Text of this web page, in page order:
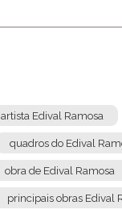
artista Edival Ramosa
quadros do Edival
obra de Edival Ramosa
principais obras Edival